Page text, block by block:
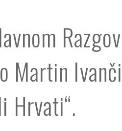
Martin
Hrvati“.